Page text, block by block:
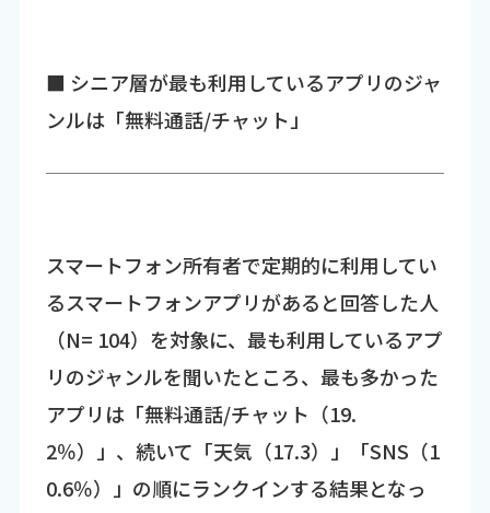
■ シニア層が最も利用しているアプリのジャ
ンルは「無料通話/チャット」
スマートフォン所有者で定期的に利用してい
るスマートフォンアプリがあると回答した人
（N= 104）を対象に、最も利用しているアプ
リのジャンルを聞いたところ、最も多かった
アプリは「無料通話/チャット（19.
2％）」、続いて「天気（17.3）」「SNS（1
0.6％）」の順にランクインする結果となっ